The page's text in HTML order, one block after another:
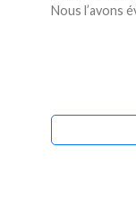
Nous l’avons